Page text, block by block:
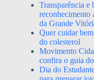
Transparência e
reconhecimento
da Grande
Quer cuidar
do colesterol
Movimento
confira o guia
Dia do